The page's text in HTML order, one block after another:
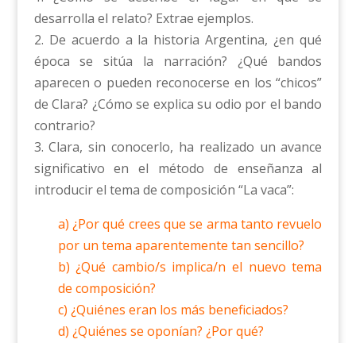
desarrolla el relato? Extrae ejemplos.
2. De acuerdo a la historia Argentina, ¿en qué
época se sitúa la narración? ¿Qué bandos
aparecen o pueden reconocerse en los “chicos”
de Clara? ¿Cómo se explica su odio por el bando
contrario?
3. Clara, sin conocerlo, ha realizado un avance
significativo en el método de enseñanza al
introducir el tema de composición “La vaca”:
a) ¿Por qué crees que se arma tanto revuelo
por un tema aparentemente tan sencillo?
b) ¿Qué cambio/s implica/n el nuevo tema
de composición?
c) ¿Quiénes eran los más beneficiados?
d) ¿Quiénes se oponían? ¿Por qué?